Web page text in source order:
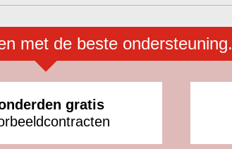
met de beste ondersteuning.
gratis